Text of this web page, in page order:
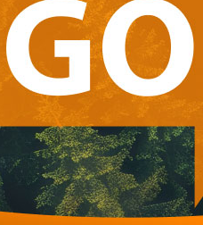
RS-u: Nema igranja
jula!